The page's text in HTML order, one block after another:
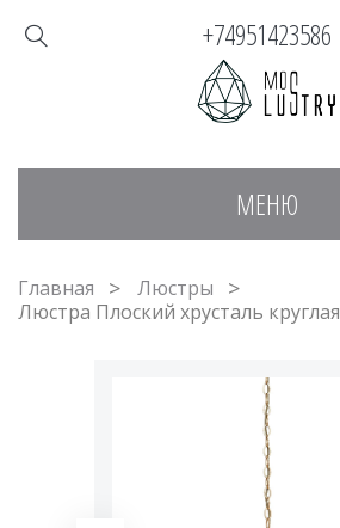
МЕНЮ
+74951423586
Главная
Люстры
Люстра Плоский хрусталь круглая